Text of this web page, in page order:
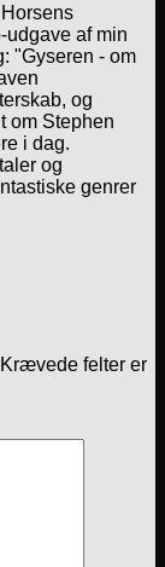
udgave af min
"Gyseren - om
og
om Stephen
i dag.
og
genrer
Krævede felter er